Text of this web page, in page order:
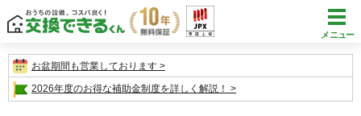
メニュー
お盆期間も営業しております
2026年度のお得な補助金制度を詳しく解説！